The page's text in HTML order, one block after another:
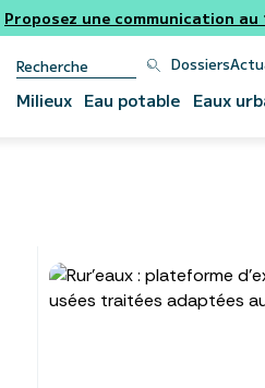
Proposez une communication
Dossiers
Milieux Eau potable Eaux